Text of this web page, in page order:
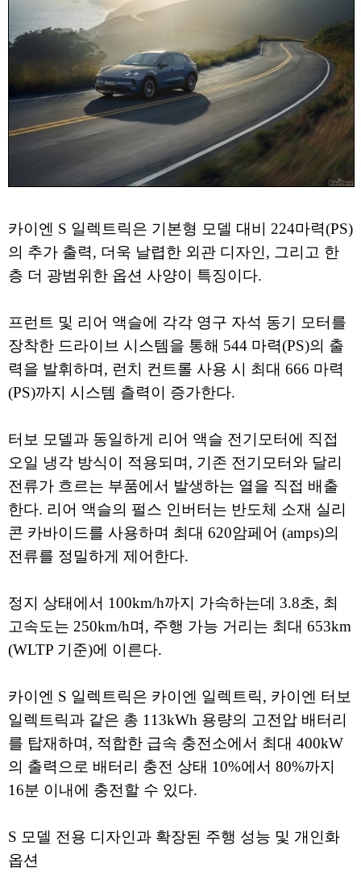
카이엔 S 일렉트릭은 기본형 모델 대비 224마력(PS)
의 추가 출력, 더욱 날렵한 외관 디자인, 그리고 한
층 더 광범위한 옵션 사양이 특징이다.
프런트 및 리어 액슬에 각각 영구 자석 동기 모터를
장착한 드라이브 시스템을 통해 544 마력(PS)의 출
력을 발휘하며, 런치 컨트롤 사용 시 최대 666 마력
(PS)까지 시스템 츨력이 증가한다.
터보 모델과 동일하게 리어 액슬 전기모터에 직접
오일 냉각 방식이 적용되며, 기존 전기모터와 달리
전류가 흐르는 부품에서 발생하는 열을 직접 배출
한다. 리어 액슬의 펄스 인버터는 반도체 소재 실리
콘 카바이드를 사용하며 최대 620암페어 (amps)의
전류를 정밀하게 제어한다.
정지 상태에서 100km/h까지 가속하는데 3.8초, 최
고속도는 250km/h며, 주행 가능 거리는 최대 653km
(WLTP 기준)에 이른다.
카이엔 S 일렉트릭은 카이엔 일렉트릭, 카이엔 터보
일렉트릭과 같은 총 113kWh 용량의 고전압 배터리
를 탑재하며, 적합한 급속 충전소에서 최대 400kW
의 출력으로 배터리 충전 상태 10%에서 80%까지
16분 이내에 충전할 수 있다.
S 모델 전용 디자인과 확장된 주행 성능 및 개인화
옵션